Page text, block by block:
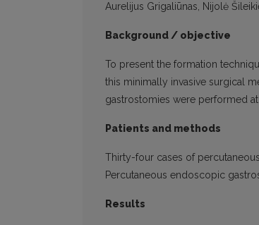
Aurelijus Grigaliūnas, Nijolė
Background / objective
To present the formation
this minimally invasive surgical
gastrostomies were performed
Patients and methods
Thirty-four cases of
Percutaneous endoscopic
Results